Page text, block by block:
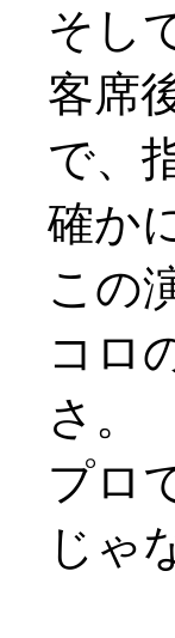
そし
客席
で、
確か
この
コロ
さ。
プロ
じゃ